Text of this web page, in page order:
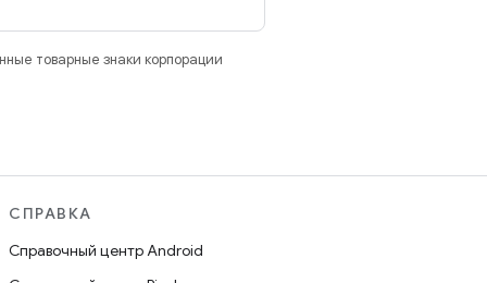
товарные знаки корпорации
СПРАВКА
Справочный центр Android